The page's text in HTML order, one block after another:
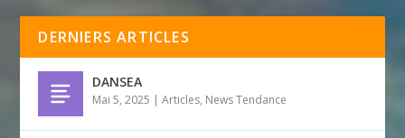
DERNIERS ARTICLES
DANSEA
Mai 5, 2025 |Articles, News Tendance